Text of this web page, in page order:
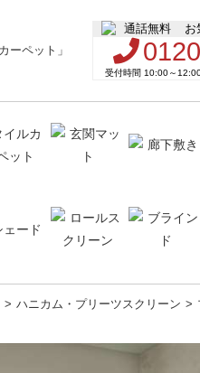
お
受付時間 10:00～
ハニカム・プリーツスクリーン